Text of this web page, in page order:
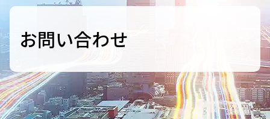
お問い合わせ